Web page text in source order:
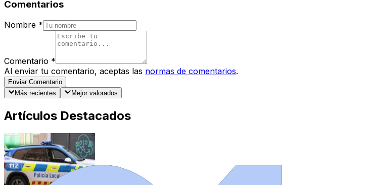
Comentarios
Nombre *
Comentario *
Al enviar tu comentario, aceptas las normas de comentarios.
Enviar Comentario
Más recientes
Mejor valorados
Artículos Destacados